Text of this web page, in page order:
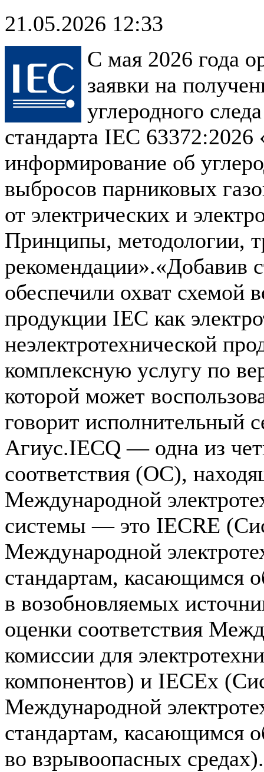
21.05.2026 12:33
С мая 2026 года
заявки на
углеродного
стандарта IEC 63372:2026
информирование об
выбросов парниковых
от электрических и
Принципы, методологии,
рекомендации».«Добавив
обеспечили охват схемой
продукции IEC как
неэлектротехнической
комплексную услугу по
которой может
говорит исполнительный
Агиус.IECQ — одна из
соответствия (ОС),
Международной
системы — это IECRE
Международной
стандартам, касающимся
в возобновляемых
оценки соответствия
комиссии для
компонентов) и IECEx
Международной
стандартам, касающимся
во взрывоопасных средах).